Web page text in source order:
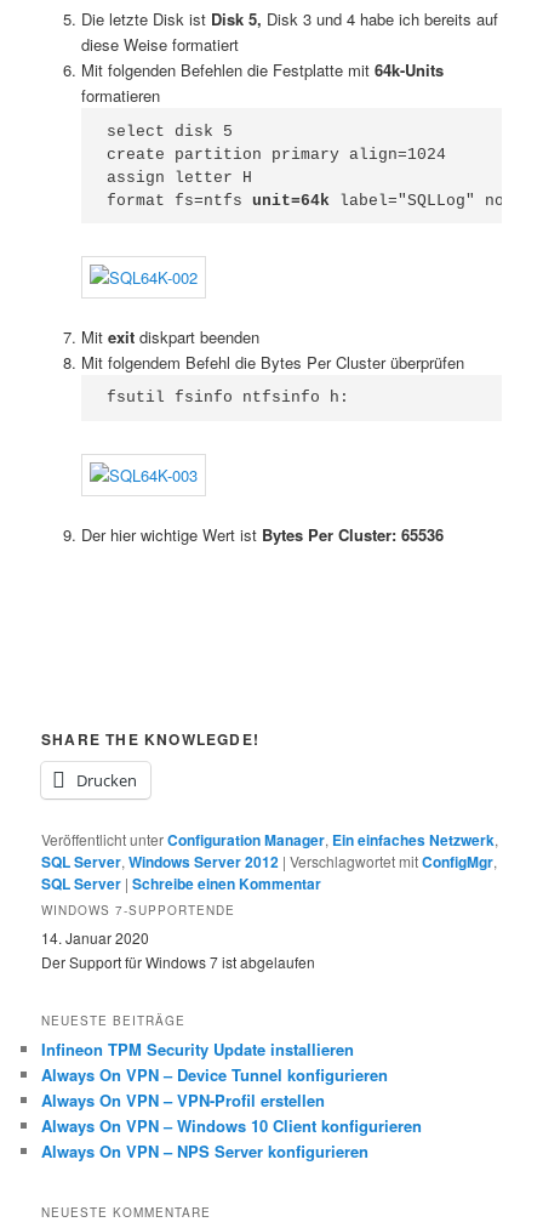
Die letzte Disk ist Disk 5, Disk 3 und 4 habe ich bereits auf
diese Weise formatiert
Mit folgenden Befehlen die Festplatte mit 64k-Units
formatieren
select disk 5
create partition primary align=1024
assign letter H
format fs=ntfs unit=64k label="SQLLog" nowait
Mit exitdiskpart beenden
Mit folgendem Befehl die Bytes Per Cluster überprüfen
fsutil fsinfo ntfsinfo h:
Der hier wichtige Wert ist Bytes Per Cluster: 65536
SHARE THE KNOWLEGDE!
Drucken
Veröffentlicht unterConfiguration Manager, Ein einfaches Netzwerk,
SQL Server,Windows Server 2012 |Verschlagwortet mitConfigMgr,
SQL Server |Schreibe einen Kommentar
WINDOWS 7-SUPPORTENDE
14. Januar 2020
Der Support für Windows 7 ist abgelaufen
NEUESTE BEITRÄGE
Infineon TPM Security Update installieren
Always On VPN – Device Tunnel konfigurieren
Always On VPN – VPN-Profil erstellen
Always On VPN – Windows 10 Client konfigurieren
Always On VPN – NPS Server konfigurieren
NEUESTE KOMMENTARE